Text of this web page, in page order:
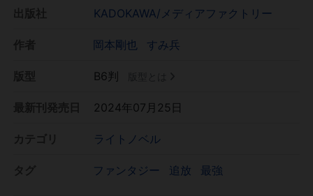
KADOKAWA/メディアファクトリー
岡本剛也 すみ兵
B6判
2024年07月25日
ライトノベル
ファンタジー 追放 最強